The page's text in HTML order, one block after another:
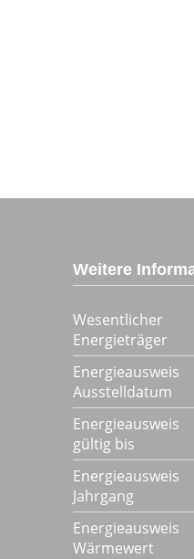
Weitere
Wesentlicher
Energieträger
Energieausweis
Ausstelldatum
Energieausweis
gültig bis
Energieausweis
Jahrgang
Energieausweis
Wärmewert